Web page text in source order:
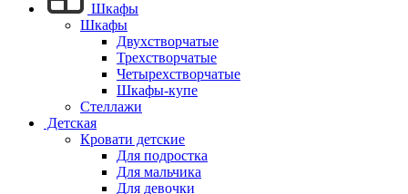
Шкафы
Шкафы
Двухстворчатые
Трехстворчатые
Четырехстворчатые
Шкафы-купе
Стеллажи
Детская
Кровати детские
Для подростка
Для мальчика
Для девочки